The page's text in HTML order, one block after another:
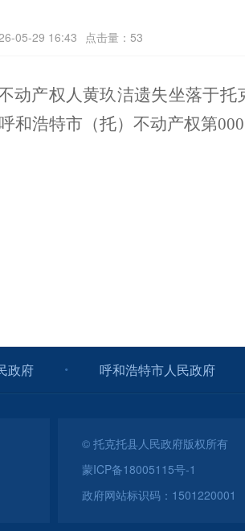
05-29 16:43 点击量：53
动产权人黄玖洁遗失坐落于
和浩特市（托）不动产权第
政府 呼和浩特市人民政府
© 托克托县人民政府版权所有
蒙ICP备18005115号-1
政府网站标识码：